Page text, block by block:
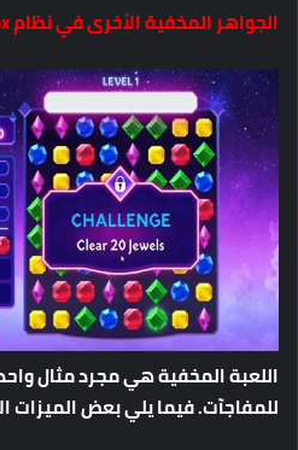
الجواهر المخفية الأخرى في نظام Xbox البيئي
اللعبة المخفية هي مجرد مثال
للمفاجآت. فيما يلي بعض الميزات